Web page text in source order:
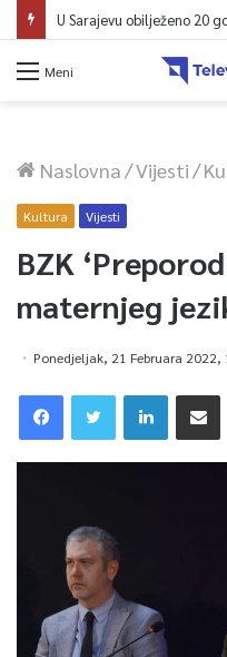
U Sarajevu počelo saobraćati
Meni
Naslovna/Vijesti/
Kultura Vijesti
BZK
maternjeg
Ponedjeljak, 21 Februara 2022,